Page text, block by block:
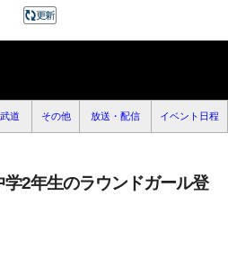
武道 その他 放送・配信 イベント日程
学2年生のラウンドガール登